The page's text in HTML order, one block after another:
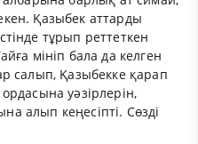
Қазыбек аттарды
тұрып реттеткен
мініп бала да келген
салып, Қазыбекке қарап
уәзірлерін,
алып кеңесіпті. Сөзді